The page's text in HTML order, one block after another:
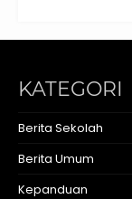
KATEGORI
Berita Sekolah
Berita Umum
Kepanduan